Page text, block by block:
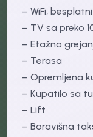
– WiFi,
– TV sa preko
– Etažno
– Terasa
– Opremljena
– Kupatilo sa
– Lift
– Boravišna